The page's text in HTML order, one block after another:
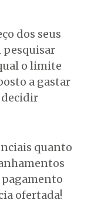
dos seus
pesquisar
o limite
a gastar
decidir
quanto
pagamento
ofertada!